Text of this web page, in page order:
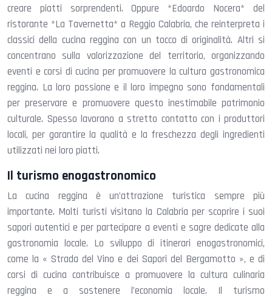
creare piatti sorprendenti. Oppure *Edoardo Nocera* del
ristorante *La Tavernetta* a Reggio Calabria, che reinterpreta i
classici della cucina reggina con un tocco di originalità. Altri si
concentrano sulla valorizzazione del territorio, organizzando
eventi e corsi di cucina per promuovere la cultura gastronomica
reggina. La loro passione e il loro impegno sono fondamentali
per preservare e promuovere questo inestimabile patrimonio
culturale. Spesso lavorano a stretto contatto con i produttori
locali, per garantire la qualità e la freschezza degli ingredienti
utilizzati nei loro piatti.
Il turismo enogastronomico
La cucina reggina è un’attrazione turistica sempre più
importante. Molti turisti visitano la Calabria per scoprire i suoi
sapori autentici e per partecipare a eventi e sagre dedicate alla
gastronomia locale. Lo sviluppo di itinerari enogastronomici,
come la « Strada del Vino e dei Sapori del Bergamotto », e di
corsi di cucina contribuisce a promuovere la cultura culinaria
reggina e a sostenere l’economia locale. Il turismo